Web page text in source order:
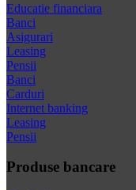
Educatie financiara
Banci
Asigurari
Leasing
Pensii
Banci
Carduri
Internet banking
Leasing
Pensii
Produse bancare